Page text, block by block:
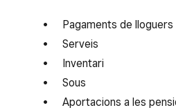
Pagaments de
Serveis
Inventari
Sous
Aportacions a les